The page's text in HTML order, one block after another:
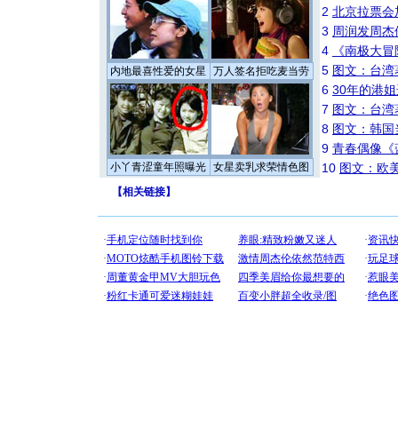
内地最喜性爱的女星 万人签名拒吃麦当劳
小丫青涩童年照曝光 女星卖乳求荣情色图
2 北京拉票
3 周润发周
4
《南极大
5 图文：台
6 30年的港
7 图文：台
8 图文：韩
9 青春偶像《
10 图文：欧
【相关链接】